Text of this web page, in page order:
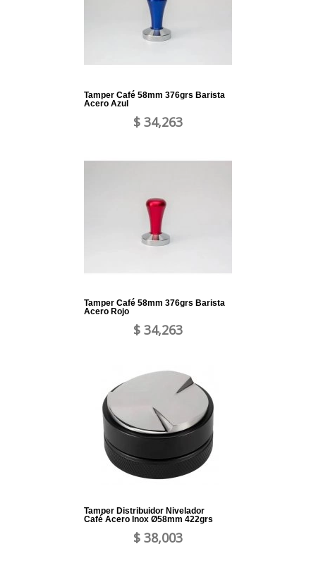
Tamper Café 58mm 376grs Barista
Acero Azul
$ 34,263
Tamper Café 58mm 376grs Barista
Acero Rojo
$ 34,263
Tamper Distribuidor Nivelador
Café Acero Inox Ø58mm 422grs
$ 38,003